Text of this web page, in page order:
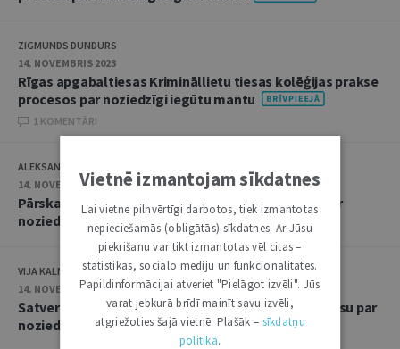
ZIGMUNDS DUNDURS
14. NOVEMBRIS 2023
Rīgas apgabaltiesas Krimināllietu tiesas kolēģijas prakse
procesos par noziedzīgi iegūtu mantu
1 KOMENTĀRI
ALEKSANDRS POTAIČUKS
14. NOVEMBRIS 2023
Pārskats par Satversmes tiesas praksi procesos par
noziedzīgi iegūtu mantu
VIJA KALNIŅA
14. NOVEMBRIS 2023
Satversmes tiesā ierosināto lietu ietekme uz procesu par
noziedzīgi iegūtu mantu
Vietnē izmantojam sīkdatnes
Lai vietne pilnvērtīgi darbotos, tiek izmantotas
nepieciešamās (obligātās) sīkdatnes. Ar Jūsu
piekrišanu var tikt izmantotas vēl citas –
statistikas, sociālo mediju un funkcionalitātes.
Papildinformācijai atveriet "Pielāgot izvēli". Jūs
varat jebkurā brīdī mainīt savu izvēli,
atgriežoties šajā vietnē. Plašāk – sīkdatņu
politikā.